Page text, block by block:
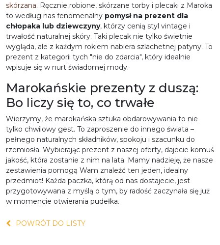
skórzana. Ręcznie robione, skórzane torby i plecaki z Maroka
to według nas fenomenalny pomysł na prezent dla
chłopaka lub dziewczyny, którzy cenią styl vintage i
trwałość naturalnej skóry. Taki plecak nie tylko świetnie
wygląda, ale z każdym rokiem nabiera szlachetnej patyny. To
prezent z kategorii tych "nie do zdarcia", który idealnie
wpisuje się w nurt świadomej mody.
Marokańskie prezenty z duszą:
Bo liczy się to, co trwałe
Wierzymy, że marokańska sztuka obdarowywania to nie
tylko chwilowy gest. To zaproszenie do innego świata –
pełnego naturalnych składników, spokoju i szacunku do
rzemiosła. Wybierając prezent z naszej oferty, dajecie komuś
jakość, która zostanie z nim na lata. Mamy nadzieję, że nasze
zestawienia pomogą Wam znaleźć ten jeden, idealny
przedmiot! Każda paczka, którą od nas dostajecie, jest
przygotowywana z myślą o tym, by radość zaczynała się już
w momencie otwierania pudełka.
POWRÓT DO LISTY